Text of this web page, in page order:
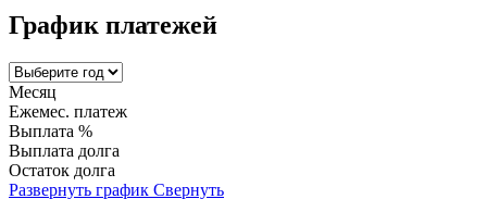
График платежей
Месяц
Ежемес. платеж
Выплата %
Выплата долга
Остаток долга
Развернуть график Свернуть